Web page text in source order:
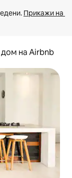
Прикажи на
дом на Airbnb